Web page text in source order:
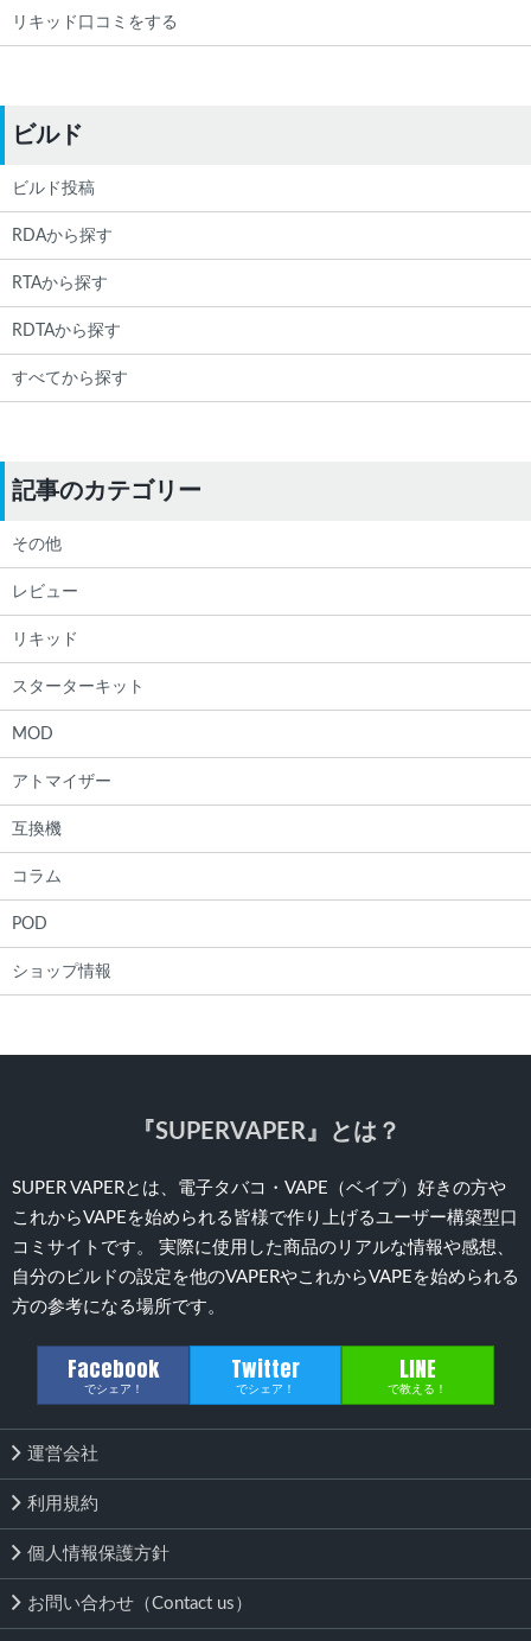
リキッド口コミをする
ビルド
ビルド投稿
RDAから探す
RTAから探す
RDTAから探す
すべてから探す
記事のカテゴリー
その他
レビュー
リキッド
スターターキット
MOD
アトマイザー
互換機
コラム
POD
ショップ情報
『SUPERVAPER』とは？
SUPER VAPERとは、電子タバコ・VAPE（ベイプ）好きの方や
これからVAPEを始められる皆様で作り上げるユーザー構築型口
コミサイトです。 実際に使用した商品のリアルな情報や感想、
自分のビルドの設定を他のVAPERやこれからVAPEを始められる
方の参考になる場所です。
Facebook
でシェア！
Twitter
でシェア！
LINE
で教える！
運営会社
利用規約
個人情報保護方針
お問い合わせ（Contact us）